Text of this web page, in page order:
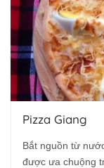
Pizza Giang
Bắt nguồn từ
được ưa chuộng